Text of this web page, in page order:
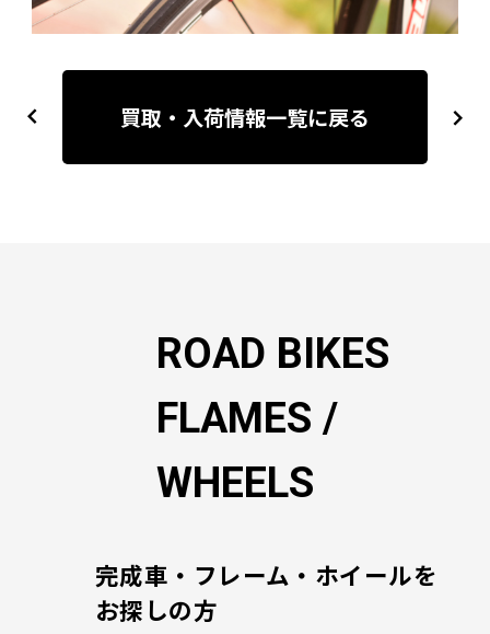
稿
previous next
買取・入荷情報一覧に戻る
ROAD BIKES
FLAMES /
WHEELS
完成車・フレーム・ホイールを
お探しの方